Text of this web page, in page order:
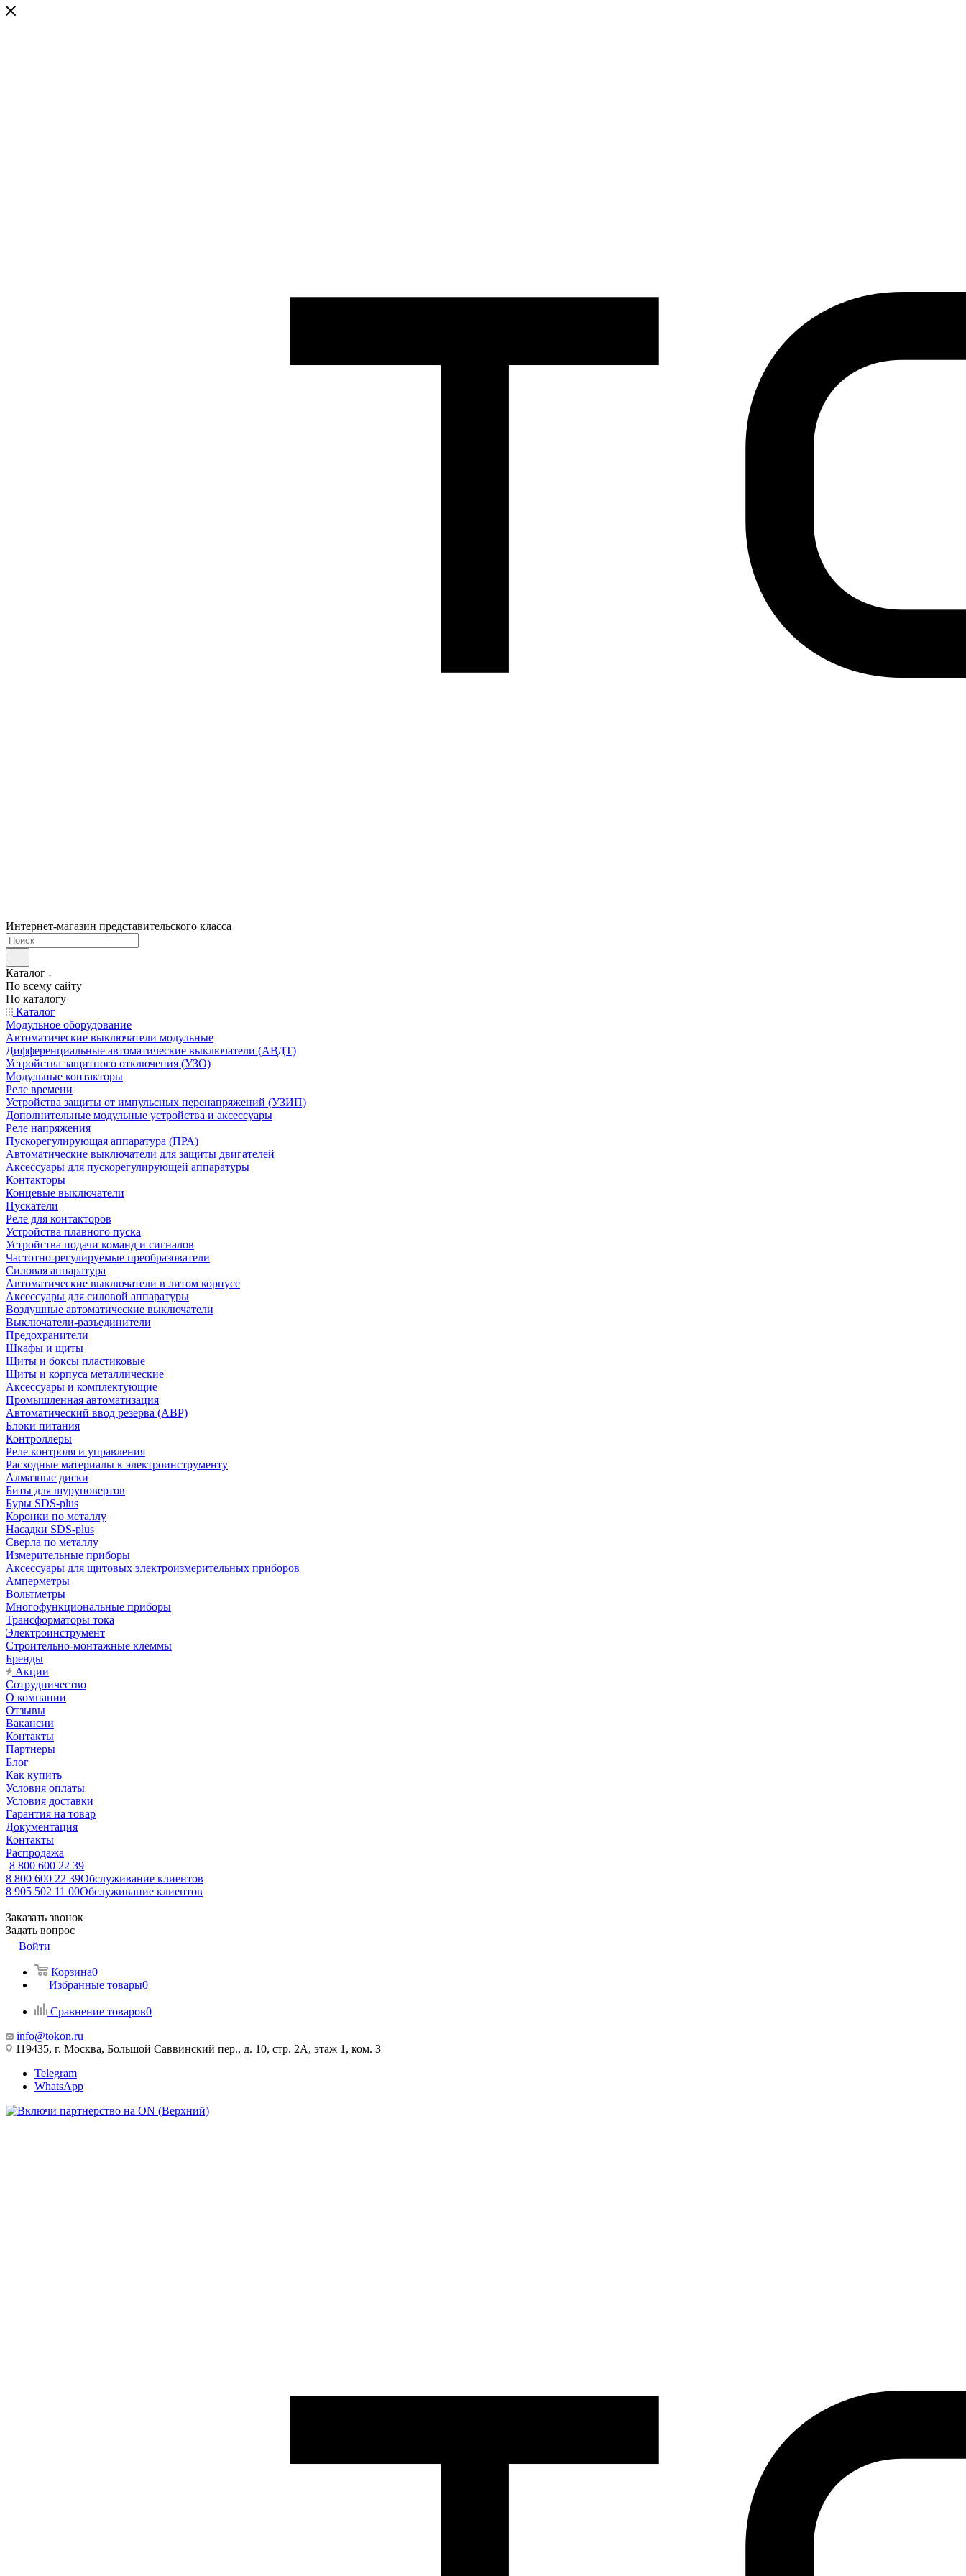
Интернет-магазин представительского класса
Каталог
По всему сайту
По каталогу
Каталог
Модульное оборудование
Автоматические выключатели модульные
Дифференциальные автоматические выключатели (АВДТ)
Устройства защитного отключения (УЗО)
Модульные контакторы
Реле времени
Устройства защиты от импульсных перенапряжений (УЗИП)
Дополнительные модульные устройства и аксессуары
Реле напряжения
Пускорегулирующая аппаратура (ПРА)
Автоматические выключатели для защиты двигателей
Аксессуары для пускорегулирующей аппаратуры
Контакторы
Концевые выключатели
Пускатели
Реле для контакторов
Устройства плавного пуска
Устройства подачи команд и сигналов
Частотно-регулируемые преобразователи
Силовая аппаратура
Автоматические выключатели в литом корпусе
Аксессуары для силовой аппаратуры
Воздушные автоматические выключатели
Выключатели-разъединители
Предохранители
Шкафы и щиты
Щиты и боксы пластиковые
Щиты и корпуса металлические
Аксессуары и комплектующие
Промышленная автоматизация
Автоматический ввод резерва (АВР)
Блоки питания
Контроллеры
Реле контроля и управления
Расходные материалы к электроинструменту
Алмазные диски
Биты для шуруповертов
Буры SDS-plus
Коронки по металлу
Насадки SDS-plus
Сверла по металлу
Измерительные приборы
Аксессуары для щитовых электроизмерительных приборов
Амперметры
Вольтметры
Многофункциональные приборы
Трансформаторы тока
Электроинструмент
Строительно-монтажные клеммы
Бренды
Акции
Сотрудничество
О компании
Отзывы
Вакансии
Контакты
Партнеры
Блог
Как купить
Условия оплаты
Условия доставки
Гарантия на товар
Документация
Контакты
Распродажа
8 800 600 22 39
8 800 600 22 39Обслуживание клиентов
8 905 502 11 00Обслуживание клиентов
Заказать звонок
Задать вопрос
Войти
Корзина0
Избранные товары0
Сравнение товаров0
info@tokon.ru
119435, г. Москва, Большой Саввинский пер., д. 10, стр. 2А, этаж 1, ком. 3
Telegram
WhatsApp